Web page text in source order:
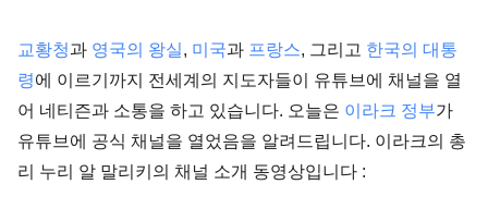
교황청과 영국의 왕실, 미국과 프랑스, 그리고 한국의 대통
령에 이르기까지 전세계의 지도자들이 유튜브에 채널을 열
어 네티즌과 소통을 하고 있습니다. 오늘은 이라크 정부가
유튜브에 공식 채널을 열었음을 알려드립니다. 이라크의 총
리 누리 알 말리키의 채널 소개 동영상입니다 :